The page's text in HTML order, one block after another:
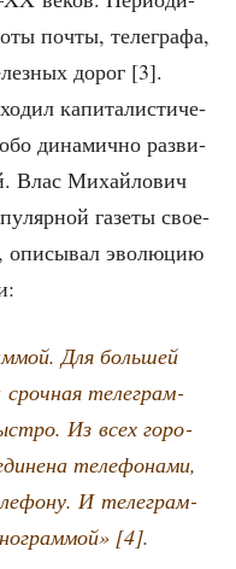
почты, теле­гра­фа,
дорог [3].
капи­та­ли­сти­че­
дина­мич­но раз­ви­
Влас Михай­ло­вич
газе­ты сво­е­
опи­сы­вал эво­лю­цию
Для боль­шей
теле­грам­
Из всех горо­
теле­фо­на­ми,
И теле­грам­
[4].